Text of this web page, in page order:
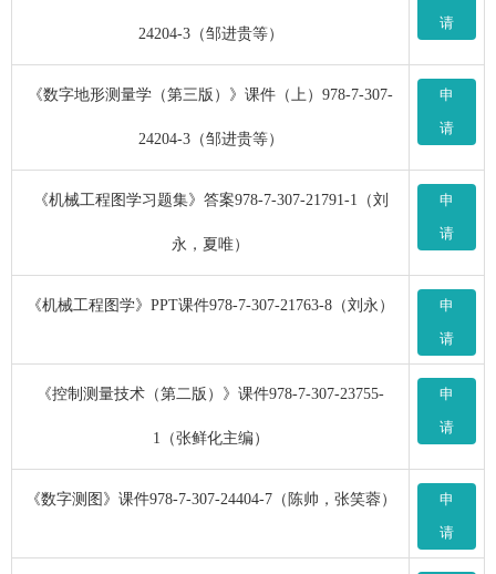
24204-3（邹进贵等）
请
《数字地形测量学（第三版）》课件（上）978-7-307-
24204-3（邹进贵等）
申
请
《机械工程图学习题集》答案978-7-307-21791-1（刘
永，夏唯）
申
请
《机械工程图学》PPT课件978-7-307-21763-8（刘永）
申
请
《控制测量技术（第二版）》课件978-7-307-23755-
1（张鲜化主编）
申
请
《数字测图》课件978-7-307-24404-7（陈帅，张笑蓉）
申
请